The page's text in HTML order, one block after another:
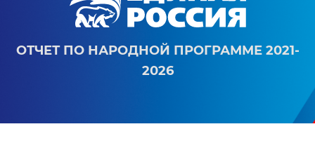
ОТЧЕТ ПО НАРОДНОЙ ПРОГРАММЕ 2021-
2026